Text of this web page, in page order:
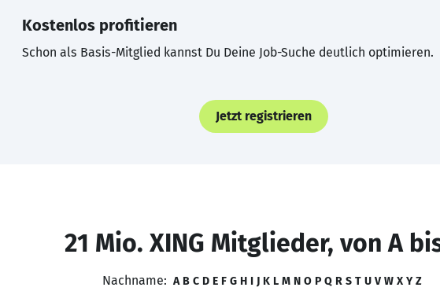
Kostenlos profitieren
Schon als Basis-Mitglied kannst Du Deine Job-Suche deutlich optimieren.
Jetzt registrieren
21 Mio. XING Mitglieder, von A
Nachname: A B C D E F G H I J K L M N O P Q R S T U V W X Y Z